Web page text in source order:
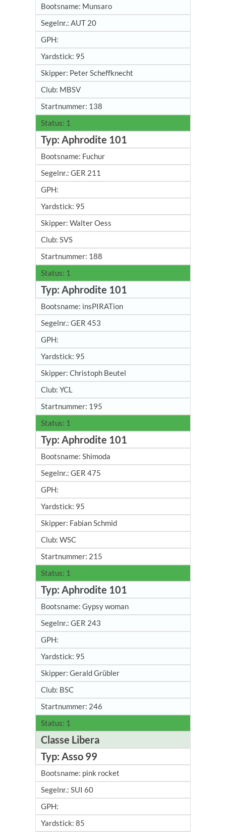
Munsaro
AUT 20
95
Peter Scheffknecht
MBSV
138
1
Aphrodite 101
Fuchur
GER 211
95
Walter Oess
SVS
188
1
Aphrodite 101
insPIRATion
GER 453
95
Christoph Beutel
YCL
195
1
Aphrodite 101
Shimoda
GER 475
95
Fabian Schmid
WSC
215
1
Aphrodite 101
Gypsy woman
GER 243
95
Gerald Grübler
BSC
246
1
Classe Libera
Asso 99
pink rocket
SUI 60
85